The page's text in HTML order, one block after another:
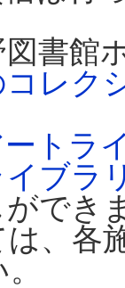
書館
レク
トラ
ブラ
でき
、各